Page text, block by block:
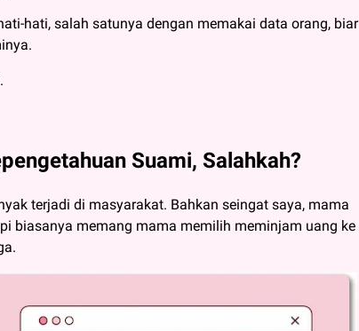
hati, salah satunya dengan memakai data orang, biar
Suami, Salahkah?
terjadi di masyarakat. Bahkan seingat saya, mama
biasanya memang mama memilih meminjam uang ke